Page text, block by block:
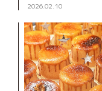
青果店です。創業は
で、50年以上続く老
名の「中三
2026.02.10